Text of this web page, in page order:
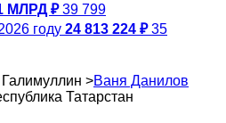
МЛРД ₽ 39 799
году 24 813 224 ₽ 35
>Ваня Данилов
Татарстан